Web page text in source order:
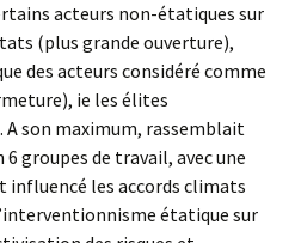
acteurs non-étatiques sur
(plus grande ouverture),
des acteurs considéré comme
ie les élites
son maximum, rassemblait
groupes de travail, avec une
les accords climats
étatique sur